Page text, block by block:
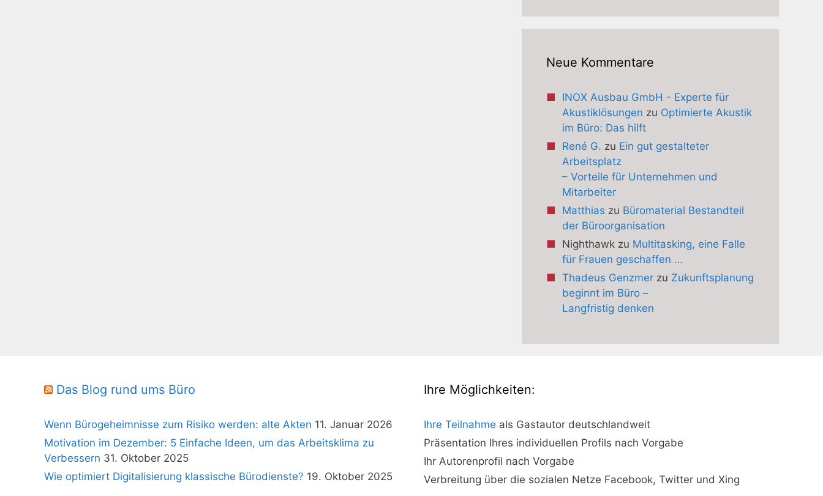
Neue Kommentare
INOX Ausbau GmbH - Experte für
Akustiklösungen zu Optimierte Akustik
im Büro: Das hilft
René G. zu Ein gut gestalteter
Arbeitsplatz
– Vorteile für Unternehmen und
Mitarbeiter
Matthias zu Büromaterial Bestandteil
der Büroorganisation
Nighthawkzu Multitasking, eine Falle
für Frauen geschaffen …
Thadeus Genzmerzu Zukunftsplanung
beginnt im Büro –
Langfristig denken
Das Blog rund ums Büro
Wenn Bürogeheimnisse zum Risiko werden: alte Akten 11. Januar 2026
Motivation im Dezember: 5 Einfache Ideen, um das Arbeitsklima zu
Verbessern 31. Oktober 2025
Wie optimiert Digitalisierung klassische Bürodienste? 19. Oktober 2025
Ihre Möglichkeiten:
Ihre Teilnahme als Gastautor deutschlandweit
Präsentation Ihres individuellen Profils nach Vorgabe
Ihr Autorenprofil nach Vorgabe
Verbreitung über die sozialen Netze Facebook, Twitter und Xing